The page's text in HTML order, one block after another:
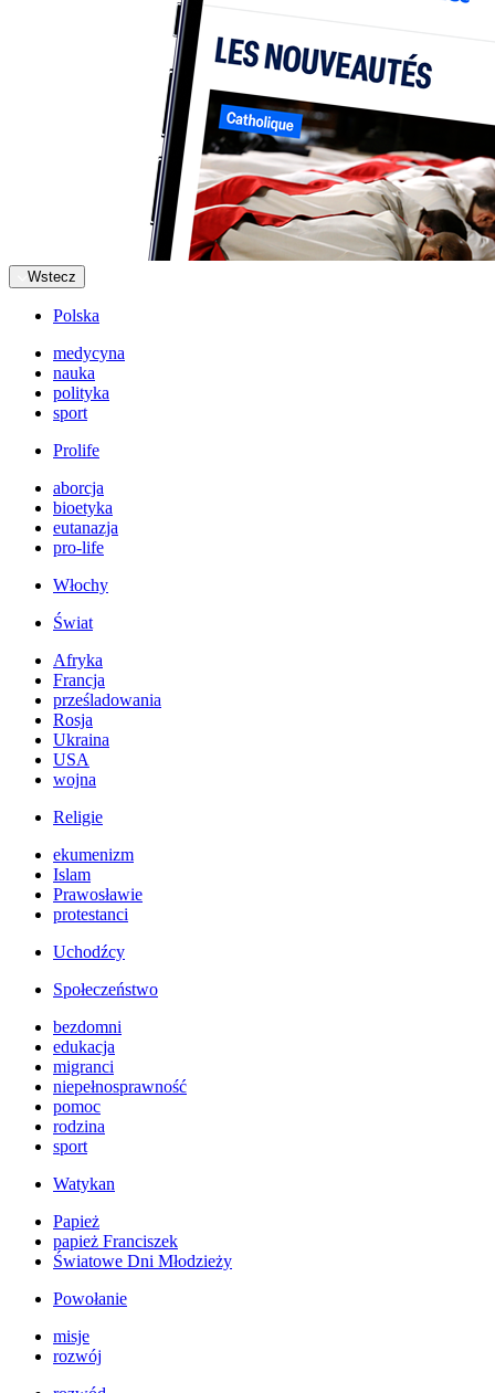
Wstecz
Polska
medycyna
nauka
polityka
sport
Prolife
aborcja
bioetyka
eutanazja
pro-life
Włochy
Świat
Afryka
Francja
prześladowania
Rosja
Ukraina
USA
wojna
Religie
ekumenizm
Islam
Prawosławie
protestanci
Uchodźcy
Społeczeństwo
bezdomni
edukacja
migranci
niepełnosprawność
pomoc
rodzina
sport
Watykan
Papież
papież Franciszek
Światowe Dni Młodzieży
Powołanie
misje
rozwój